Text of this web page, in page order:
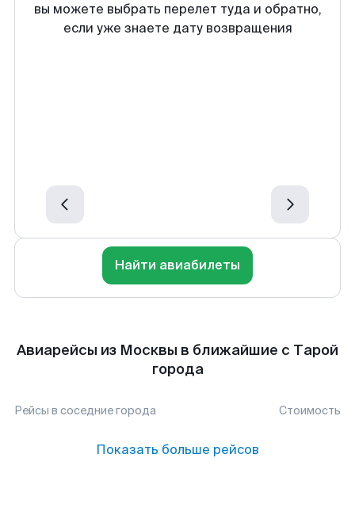
вы можете выбрать перелет туда и обратно,
если уже знаете дату возвращения
Найти авиабилеты
Авиарейсы из Москвы в ближайшие с Тарой
города
Рейсы в соседние города Стоимость
Показать больше рейсов